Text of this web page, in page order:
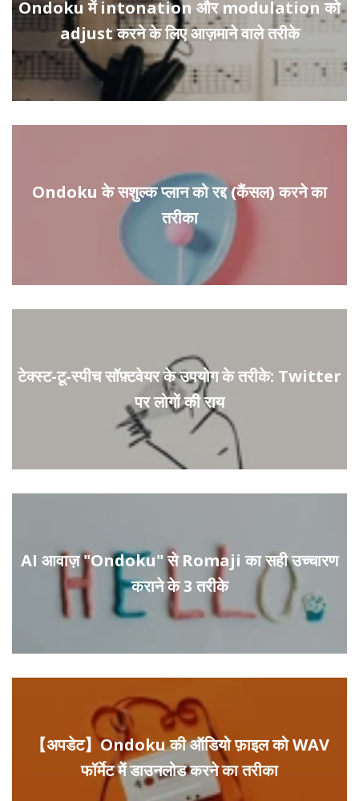
Ondoku में intonation और modulation को
adjust करने के लिए आज़माने वाले तरीके
Ondoku के सशुल्क प्लान को रद्द (कैंसल) करने का
तरीका
टेक्स्ट-टू-स्पीच सॉफ़्टवेयर के उपयोग के तरीके: Twitter
पर लोगों की राय
AI आवाज़ "Ondoku" से Romaji का सही उच्चारण
कराने के 3 तरीके
【अपडेट】Ondoku की ऑडियो फ़ाइल को WAV
फॉर्मेट में डाउनलोड करने का तरीका